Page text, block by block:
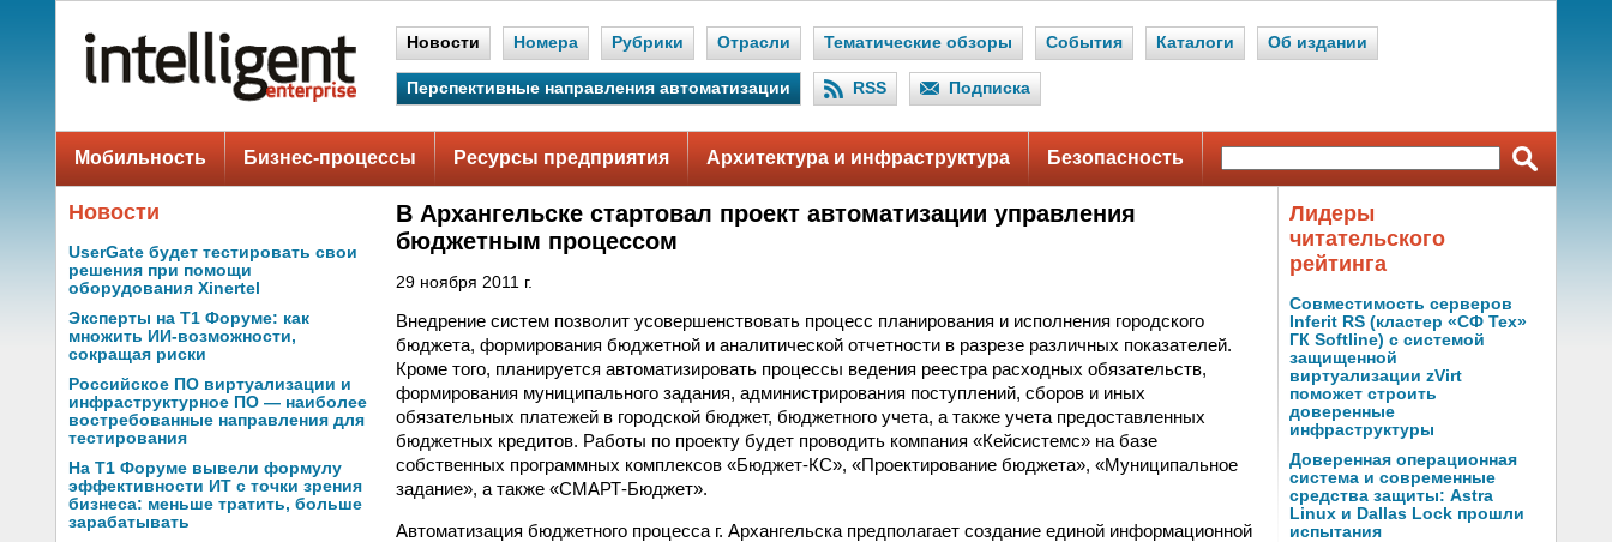
Новости Номера Рубрики Отрасли Тематические обзоры События Каталоги Об издании
Перспективные направления автоматизации RSS Подписка
Мобильность Бизнес-процессы Ресурсы предприятия Архитектура и инфраструктура Безопасность
Новости
UserGate будет тестировать свои
решения при помощи
оборудования Xinertel
Эксперты на Т1 Форуме: как
множить ИИ-возможности,
сокращая риски
Российское ПО виртуализации и
инфраструктурное ПО — наиболее
востребованные направления для
тестирования
На Т1 Форуме вывели формулу
эффективности ИТ с точки зрения
бизнеса: меньше тратить, больше
зарабатывать
В Архангельске стартовал проект автоматизации управления
бюджетным процессом
29 ноября 2011 г.
Внедрение систем позволит усовершенствовать процесс планирования и исполнения городского
бюджета, формирования бюджетной и аналитической отчетности в разрезе различных показателей.
Кроме того, планируется автоматизировать процессы ведения реестра расходных обязательств,
формирования муниципального задания, администрирования поступлений, сборов и иных
обязательных платежей в городской бюджет, бюджетного учета, а также учета предоставленных
бюджетных кредитов. Работы по проекту будет проводить компания «Кейсистемс» на базе
собственных программных комплексов «Бюджет-КС», «Проектирование бюджета», «Муниципальное
задание», а также «СМАРТ-Бюджет».
Автоматизация бюджетного процесса г. Архангельска предполагает создание единой информационной
Лидеры
читательского
рейтинга
Совместимость серверов
Inferit RS (кластер «СФ Тех»
ГК Softline) с системой
защищенной
виртуализации zVirt
поможет строить
доверенные
инфраструктуры
Доверенная операционная
система и современные
средства защиты: Astra
Linux и Dallas Lock прошли
испытания